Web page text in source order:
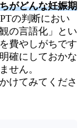
がどんな妊娠期
の判断におい
の言語化」とい
費やしがちです
確にしておかな
せん。
けてみてくださ